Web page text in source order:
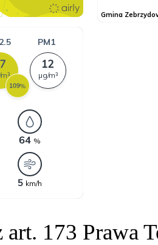
art. 173 Prawa